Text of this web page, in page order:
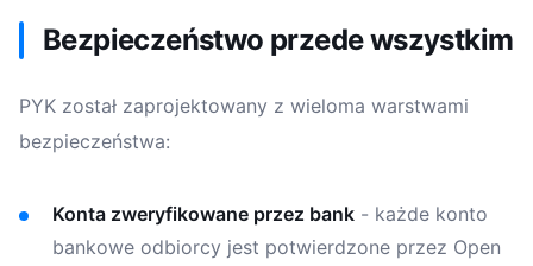
Bezpieczeństwo przede wszystkim
PYK został zaprojektowany z wieloma warstwami
bezpieczeństwa:
Konta zweryfikowane przez bank - każde konto
bankowe odbiorcy jest potwierdzone przez Open